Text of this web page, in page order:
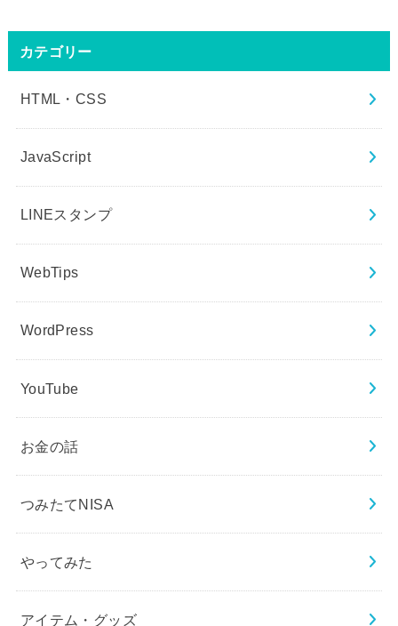
カテゴリー
HTML・CSS
JavaScript
LINEスタンプ
WebTips
WordPress
YouTube
お金の話
つみたてNISA
やってみた
アイテム・グッズ